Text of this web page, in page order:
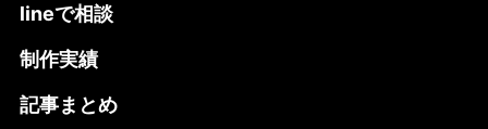
lineで相談
制作実績
記事まとめ